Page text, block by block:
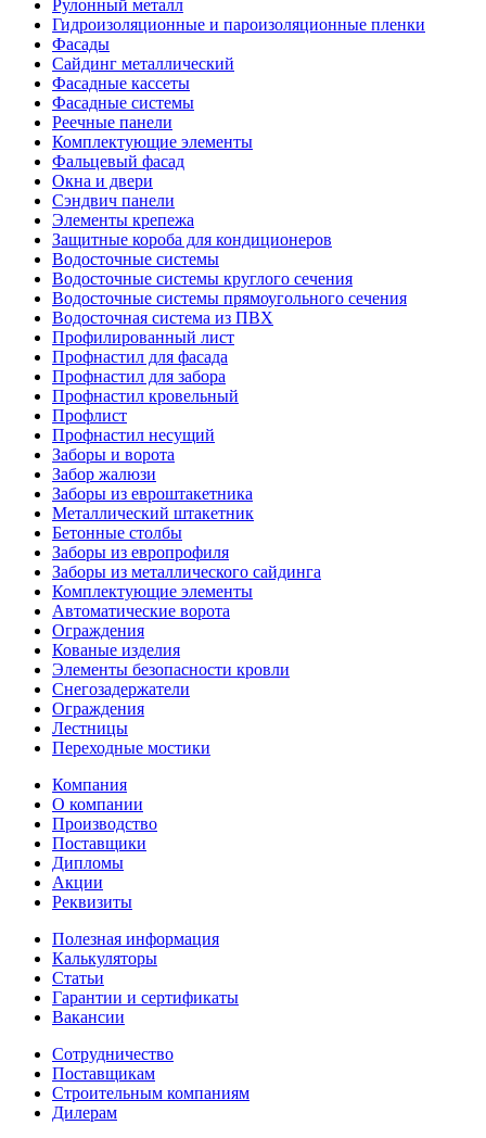
Рулонный металл
Гидроизоляционные и пароизоляционные пленки
Фасады
Сайдинг металлический
Фасадные кассеты
Фасадные системы
Реечные панели
Комплектующие элементы
Фальцевый фасад
Окна и двери
Сэндвич панели
Элементы крепежа
Защитные короба для кондиционеров
Водосточные системы
Водосточные системы круглого сечения
Водосточные системы прямоугольного сечения
Водосточная система из ПВХ
Профилированный лист
Профнастил для фасада
Профнастил для забора
Профнастил кровельный
Профлист
Профнастил несущий
Заборы и ворота
Забор жалюзи
Заборы из евроштакетника
Металлический штакетник
Бетонные столбы
Заборы из европрофиля
Заборы из металлического сайдинга
Комплектующие элементы
Автоматические ворота
Ограждения
Кованые изделия
Элементы безопасности кровли
Снегозадержатели
Ограждения
Лестницы
Переходные мостики
Компания
О компании
Производство
Поставщики
Дипломы
Акции
Реквизиты
Полезная информация
Калькуляторы
Статьи
Гарантии и сертификаты
Вакансии
Сотрудничество
Поставщикам
Строительным компаниям
Дилерам